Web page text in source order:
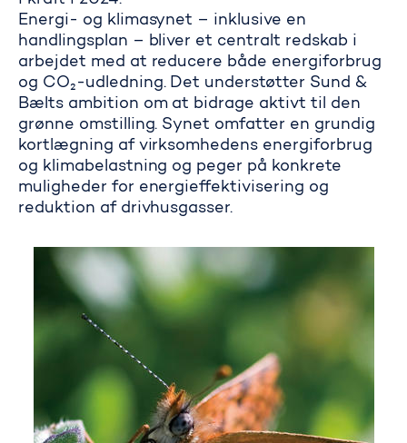
Energi- og klimasynet – inklusive en
handlingsplan – bliver et centralt redskab i
arbejdet med at reducere både energiforbrug
og CO₂-udledning. Det understøtter Sund &
Bælts ambition om at bidrage aktivt til den
grønne omstilling. Synet omfatter en grundig
kortlægning af virksomhedens energiforbrug
og klimabelastning og peger på konkrete
muligheder for energieffektivisering og
reduktion af drivhusgasser.